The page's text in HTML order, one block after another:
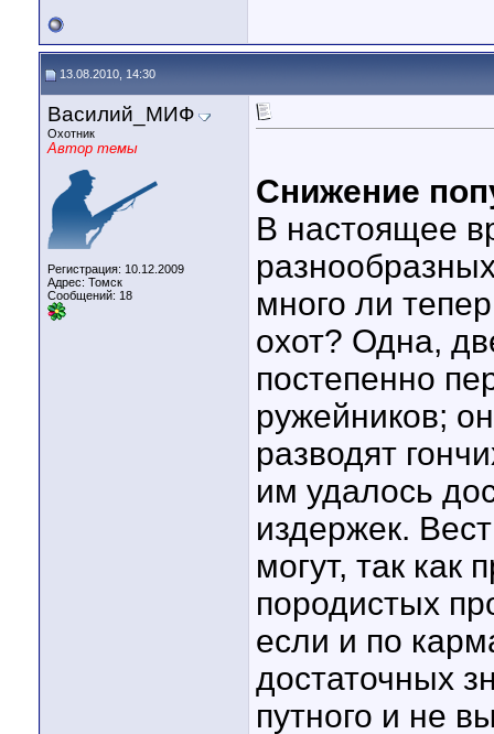
13.08.2010, 14:30
Василий_МИФ
Охотник
Автор темы
Регистрация: 10.12.2009
Адрес: Томск
Сообщений: 18
Снижение
В настоящее
много ли
охот? Одна,
постепенно
ружейников;
разводят
им удалось
издержек.
могут, так как
породистых
если и по
достаточных
путного и не